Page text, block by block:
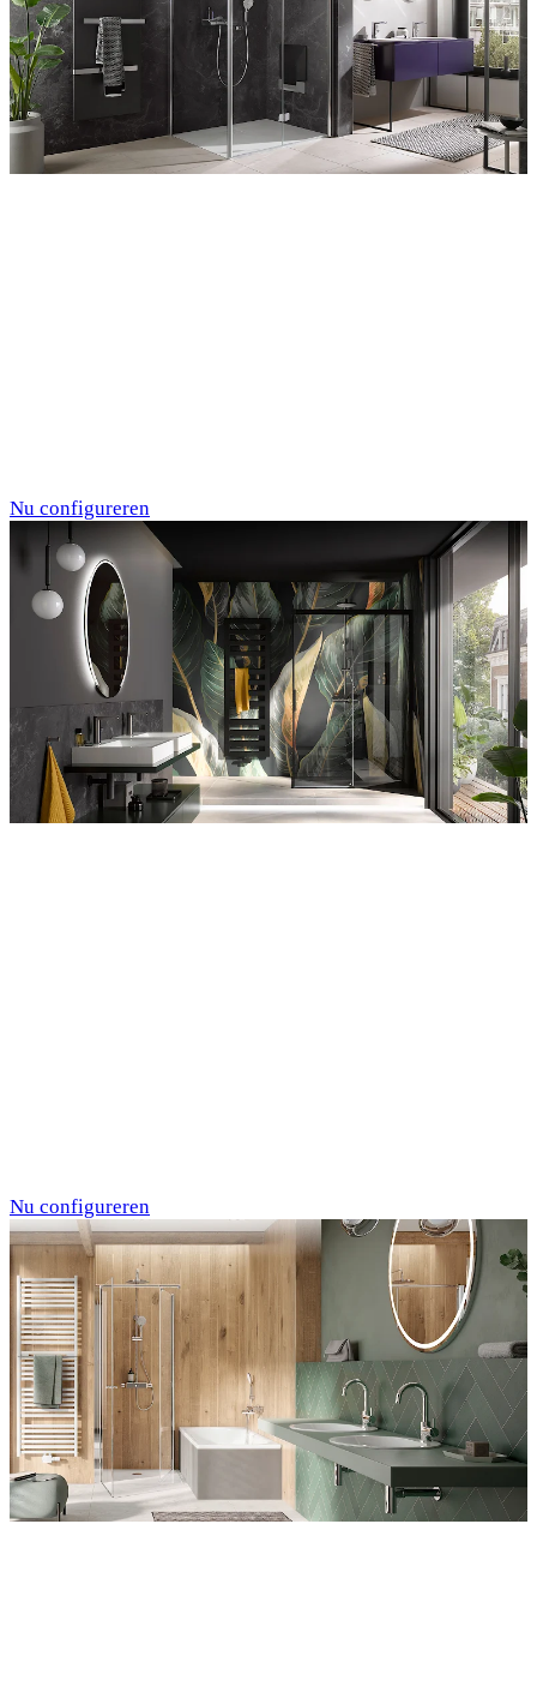
Nu configureren
Nu configureren